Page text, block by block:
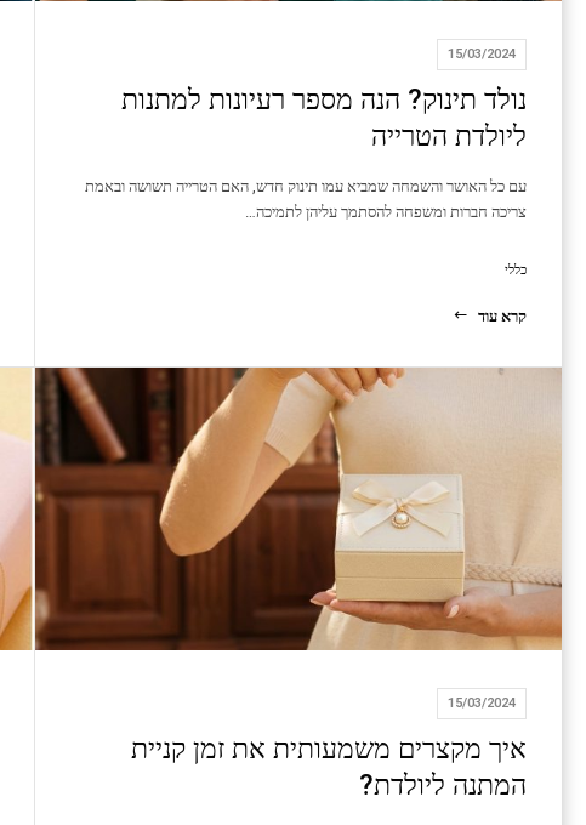
15/03/2024
נולד תינוק? הנה מספר רעיונות למתנות
ליולדת הטרייה
עם כל האושר והשמחה שמביא עמו תינוק חדש, האם הטרייה תשושה ובאמת
צריכה חברות ומשפחה להסתמך עליהן לתמיכה…
כללי
קרא עוד
15/03/2024
איך מקצרים משמעותית את זמן קניית
המתנה ליולדת?